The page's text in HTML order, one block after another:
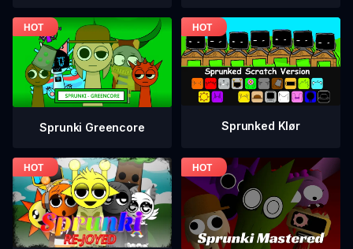
Sprunki Greencore Sprunked Klør